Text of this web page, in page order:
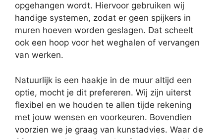
opgehangen wordt. Hiervoor gebruiken wij
handige systemen, zodat er geen spijkers in
muren hoeven worden geslagen. Dat scheelt
ook een hoop voor het weghalen of vervangen
van werken.
Natuurlijk is een haakje in de muur altijd een
optie, mocht je dit prefereren. Wij zijn uiterst
flexibel en we houden te allen tijde rekening
met jouw wensen en voorkeuren. Bovendien
voorzien we je graag van kunstadvies. Waar de